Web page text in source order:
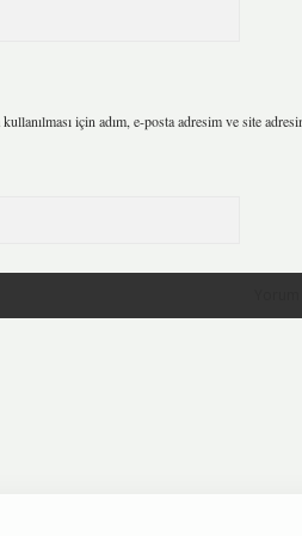
için adım, e-posta adresim ve site